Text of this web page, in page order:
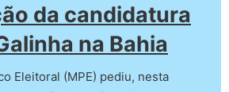
da candidatura
na Bahia
Eleitoral (MPE) pediu, nesta